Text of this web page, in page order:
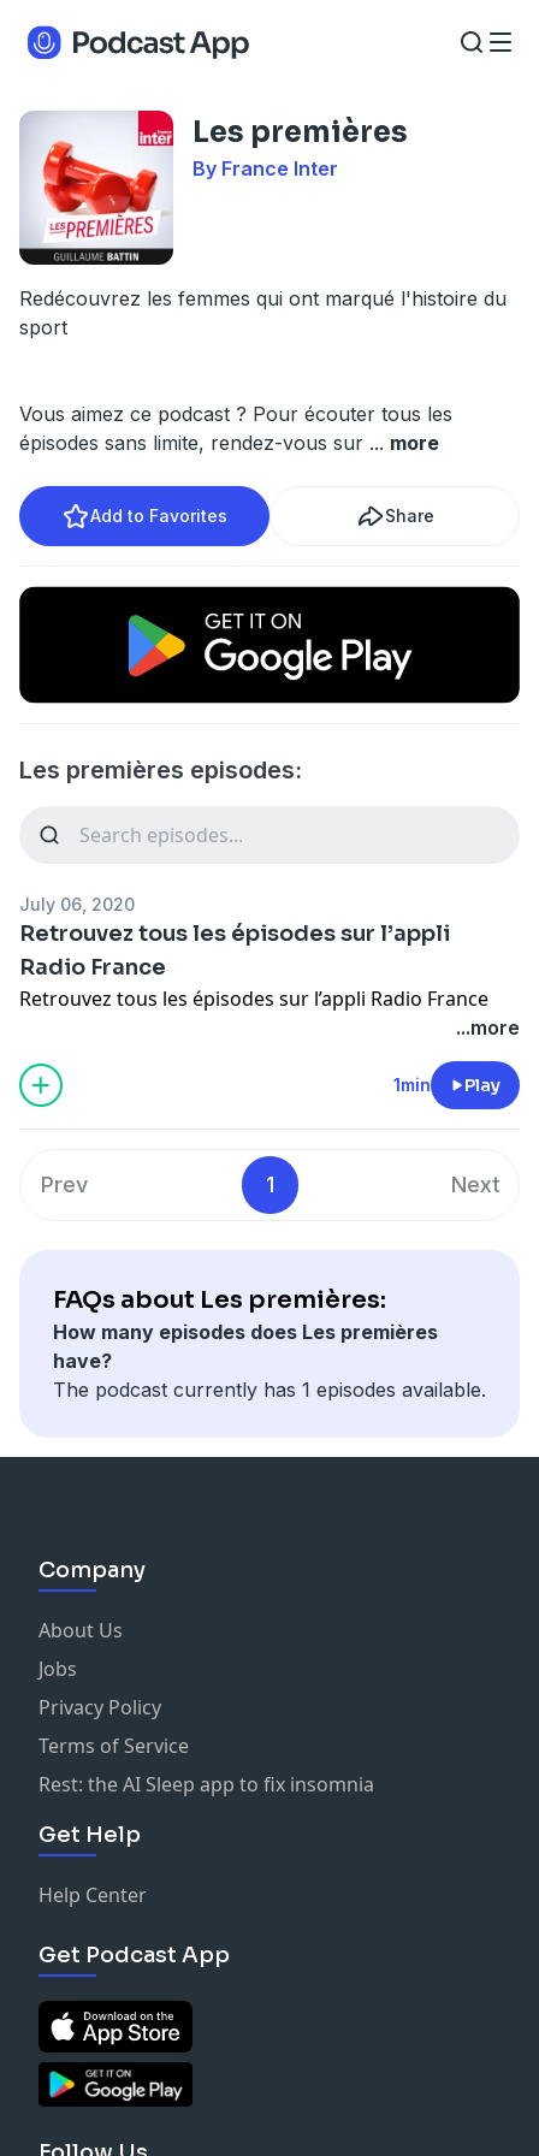
Les premières
By France Inter
Redécouvrez les femmes qui ont marqué l'histoire du
sport
Vous aimez ce podcast ? Pour écouter tous les
épisodes sans limite, rendez-vous sur ... more
Add to Favorites Share
Les premières episodes:
July 06, 2020
Retrouvez tous les épisodes sur l’appli
Radio France
Retrouvez tous les épisodes sur l’appli Radio France
...more
1min Play
Prev 1 Next
FAQs about Les premières:
How many episodes does Les premières
have?
The podcast currently has 1 episodes available.
Company
About Us
Jobs
Privacy Policy
Terms of Service
Rest: the AI Sleep app to fix insomnia
Get Help
Help Center
Get Podcast App